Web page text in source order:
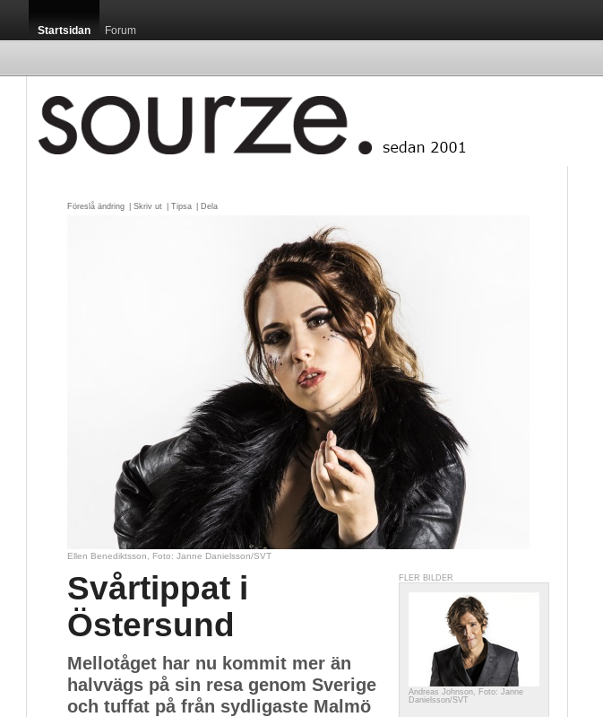
Startsidan Forum
Föreslå ändring Skriv ut Tipsa Dela
Ellen Benediktsson, Foto: Janne Danielsson/SVT
FLER BILDER
Andreas Johnson, Foto: Janne
Danielsson/SVT
Svårtippat i
Östersund
Mellotåget har nu kommit mer än
halvvägs på sin resa genom Sverige
och tuffat på från sydligaste Malmö